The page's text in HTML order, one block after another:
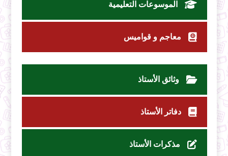
الموسوعات التعليمية
معاجم و قواميس
وثائق الأستاذ
دفاتر الأستاذ
مذكرات الأستاذ